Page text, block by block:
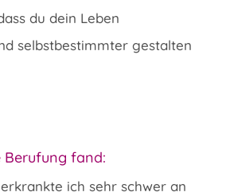
du dein Leben
selbstbestimmter gestalten
Berufung fand:
erkrankte ich sehr schwer an